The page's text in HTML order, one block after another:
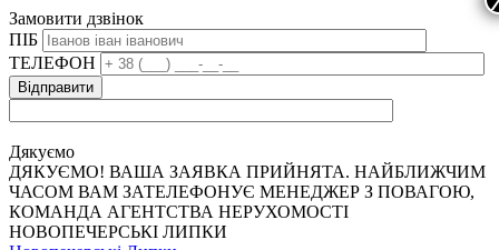
Замовити дзвінок
ПІБ
ТЕЛЕФОН
Дякуємо
ДЯКУЄМО! ВАША ЗАЯВКА ПРИЙНЯТА. НАЙБЛИЖЧИМ
ЧАСОМ ВАМ ЗАТЕЛЕФОНУЄ МЕНЕДЖЕР З ПОВАГОЮ,
КОМАНДА АГЕНТСТВА НЕРУХОМОСТІ
НОВОПЕЧЕРСЬКІ ЛИПКИ